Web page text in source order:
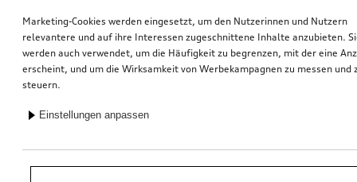
*Unverbindliche Preisempfehlung der Importeurin AMAG Import AG. Inkl.
gesetzlicher MwSt. Preise beim Audi Partner können abweichen; weitere
Marketing-Cookies werden eingesetzt, um den Nutzerinnen und Nutzern
relevantere und auf ihre Interessen zugeschnittene Inhalte anzubieten.
werden auch verwendet, um die Häufigkeit zu begrenzen, mit der eine
erscheint, und um die Wirksamkeit von Werbekampagnen zu messen und
steuern.
Einstellungen anpassen